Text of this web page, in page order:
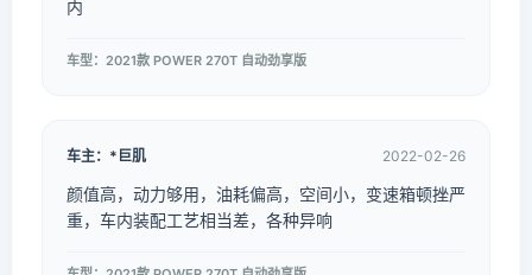
内
车型：2021款 POWER 270T 自动劲享版
车主：*巨肌 2022-02-26
颜值高，动力够用，油耗偏高，空间小，变速箱顿挫严
重，车内装配工艺相当差，各种异响